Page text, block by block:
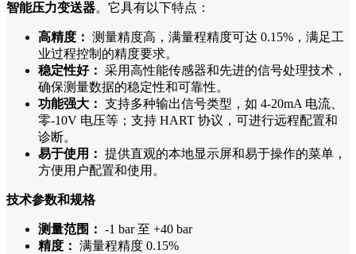
智能压力变送器。它具有以下特点：
高精度： 测量精度高，满量程精度可达 0.15%，满足工
业过程控制的精度要求。
稳定性好： 采用高性能传感器和先进的信号处理技术，
确保测量数据的稳定性和可靠性。
功能强大： 支持多种输出信号类型，如 4-20mA 电流、
零-10V 电压等；支持 HART 协议，可进行远程配置和
诊断。
易于使用： 提供直观的本地显示屏和易于操作的菜单，
方便用户配置和使用。
技术参数和规格
测量范围： -1 bar 至 +40 bar
精度： 满量程精度 0.15%